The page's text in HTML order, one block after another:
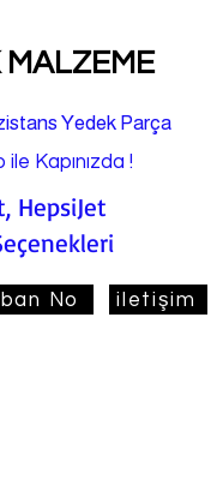
Yedek Parça
Kapınızda !
HepsiJet
No iletişim